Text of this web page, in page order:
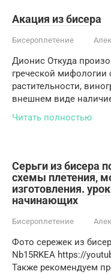
Акация из бисера
Бисероплетение
Дионис Откуда
греческой мифологии
растительности,
внешнем виде
Читать полностью
Серьги из бисера
схемы плетения,
изготовления.
начинающих
Бисероплетение
Фото сережек из
Nb15RKEA https://
Также рекомендуем